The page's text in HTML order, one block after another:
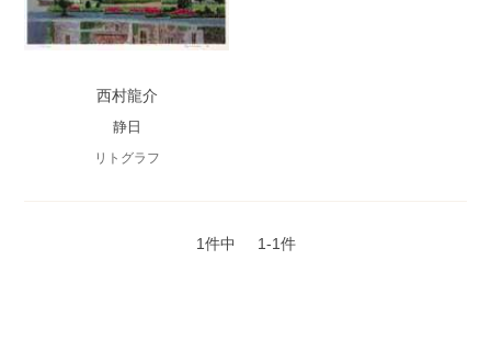
西村龍介
静日
リトグラフ
1件中 1-1件